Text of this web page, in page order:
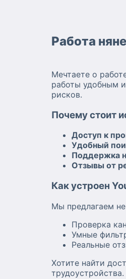
Работа
Мечтаете о
работы удобным
рисков.
Почему стоит
Доступ к
Удобный
Поддержка
Отзывы от
Как устроен
Мы предлагаем
Проверка
Умные
Реальные
Хотите найти